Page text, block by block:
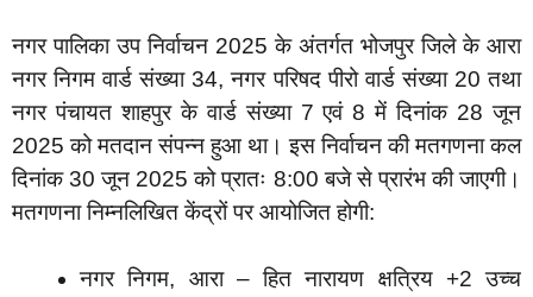
नगर पालिका उप निर्वाचन 2025 के अंतर्गत भोजपुर जिले के आरा
नगर निगम वार्ड संख्या 34, नगर परिषद पीरो वार्ड संख्या 20 तथा
नगर पंचायत शाहपुर के वार्ड संख्या 7 एवं 8 में दिनांक 28 जून
2025 को मतदान संपन्न हुआ था। इस निर्वाचन की मतगणना कल
दिनांक 30 जून 2025 को प्रातः 8:00 बजे से प्रारंभ की जाएगी।
मतगणना निम्नलिखित केंद्रों पर आयोजित होगी:
नगर निगम, आरा – हित नारायण क्षत्रिय +2 उच्च